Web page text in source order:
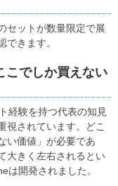
セットが数量限定で展
できます。
こでしか買えない
経験を持つ代表の知見
視されています。どこ
い価値」が必要であ
大きく左右されるとい
は開発されました。